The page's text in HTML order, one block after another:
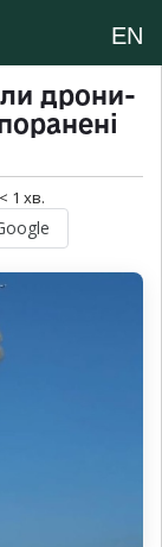
EN
дрони-
< 1 хв.